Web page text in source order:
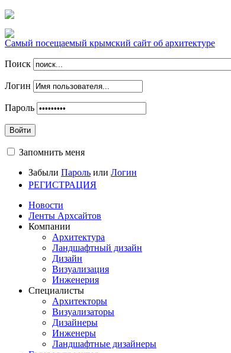
Самый посещаемый крымский сайт об архитектуре
Поиск
Логин
Пароль
Войти
Запомнить меня
Забыли Пароль или Логин
РЕГИСТРАЦИЯ
Новости
Ленты Архсайтов
Компании
Архитектура
Ландшафтный дизайн
Дизайн
Визуализация
Инженерия
Специалисты
Архитекторы
Визуализаторы
Дизайнеры
Инженеры
Ландшафтные дизайнеры